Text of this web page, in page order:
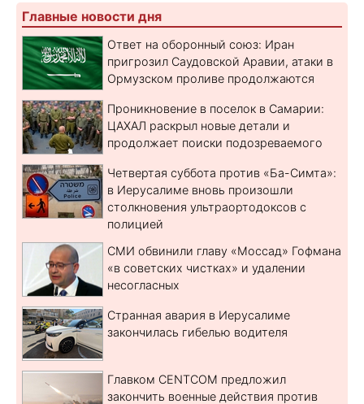
Главные новости дня
Ответ на оборонный союз: Иран
пригрозил Саудовской Аравии, атаки в
Ормузском проливе продолжаются
Проникновение в поселок в Самарии:
ЦАХАЛ раскрыл новые детали и
продолжает поиски подозреваемого
Четвертая суббота против «Ба-Симта»:
в Иерусалиме вновь произошли
столкновения ультраортодоксов с
полицией
СМИ обвинили главу «Моссад» Гофмана
«в советских чистках» и удалении
несогласных
Странная авария в Иерусалиме
закончилась гибелью водителя
Главком CENTCOM предложил
закончить военные действия против